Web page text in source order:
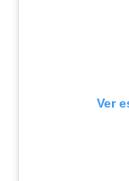
Ver